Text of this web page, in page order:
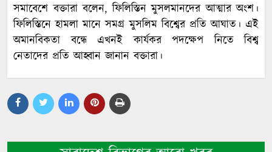
সমাবেশে বক্তারা বলেন, ফিলিস্তিন মুসলমানদের আত্মার অংশ।
ফিলিস্তিনে হামলা মানে সমগ্র মুসলিম বিশ্বের প্রতি আঘাত। এই
অমানবিকতা বন্ধে এখনই কার্যকর পদক্ষেপ নিতে বিশ্ব
নেতাদের প্রতি আহ্বান জানান বক্তারা।